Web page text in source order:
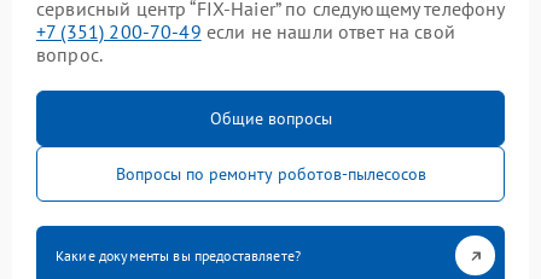
сервисный центр “FIX-Haier” по следующему телефону
+7 (351) 200-70-49 если не нашли ответ на свой
вопрос.
Общие вопросы
Вопросы по ремонту роботов-пылесосов
Какие документы вы предоставляете?